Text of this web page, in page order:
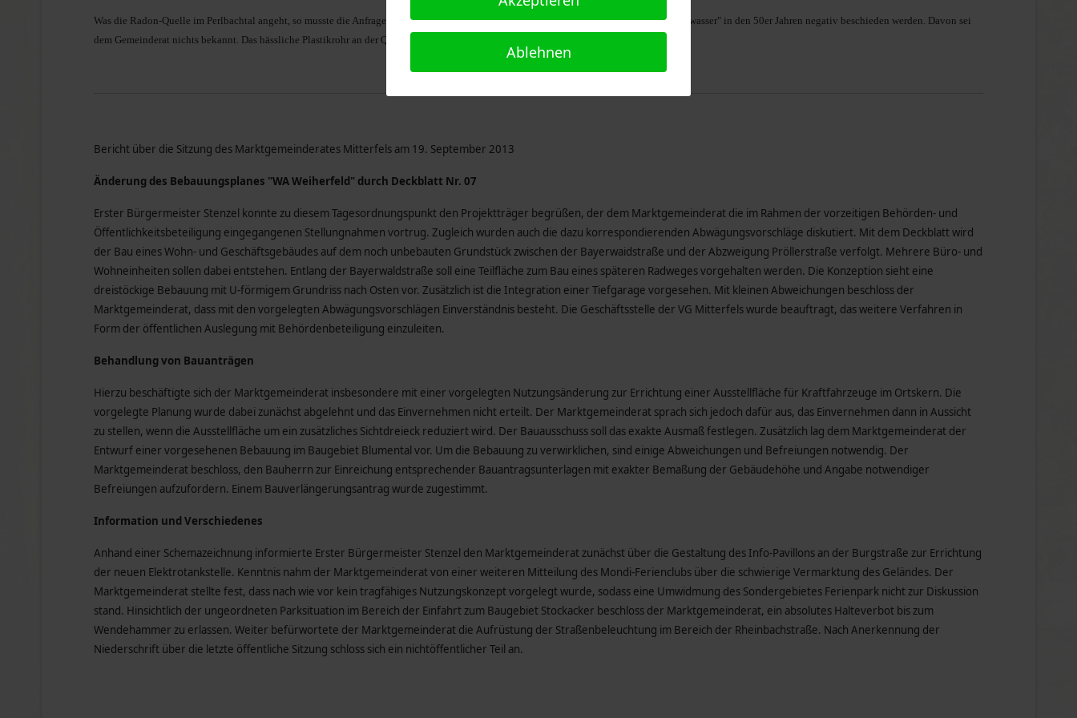
Was die Radon-Quelle im Perlbachtal angeht, so musste die Anfrage von Dr. Günter Spießl nach einer Tiefenbohrung für "Mitterfelser Heilwasser" in den 50er Jahren negativ beschieden werden. Davon sei
dem Gemeinderat nichts bekannt. Das hässliche Plastikrohr an der Quelle soll gegen ein ansehnlicheres ausgetauscht werden.
Bericht über die Sitzung des Marktgemeinderates Mitterfels am 19. September 2013
Änderung des Bebauungsplanes "WA Weiherfeld" durch Deckblatt Nr. 07
Erster Bürgermeister Stenzel konnte zu diesem Tagesordnungspunkt den Projektträger begrüßen, der dem Marktgemeinderat die im Rahmen der vorzeitigen Behörden- und
Öffentlichkeitsbeteiligung eingegangenen Stellungnahmen vortrug. Zugleich wurden auch die dazu korrespondierenden Abwägungsvorschläge diskutiert. Mit dem Deckblatt wird
der Bau eines Wohn- und Geschäftsgebäudes auf dem noch unbebauten Grundstück zwischen der Bayerwaidstraße und der Abzweigung Pröllerstraße verfolgt. Mehrere Büro- und
Wohneinheiten sollen dabei entstehen. Entlang der Bayerwaldstraße soll eine Teilfläche zum Bau eines späteren Radweges vorgehalten werden. Die Konzeption sieht eine
dreistöckige Bebauung mit U-förmigem Grundriss nach Osten vor. Zusätzlich ist die Integration einer Tiefgarage vorgesehen. Mit kleinen Abweichungen beschloss der
Marktgemeinderat, dass mit den vorgelegten Abwägungsvorschlägen Einverständnis besteht. Die Geschäftsstelle der VG Mitterfels wurde beauftragt, das weitere Verfahren in
Form der öffentlichen Auslegung mit Behördenbeteiligung einzuleiten.
Behandlung von Bauanträgen
Hierzu beschäftigte sich der Marktgemeinderat insbesondere mit einer vorgelegten Nutzungsänderung zur Errichtung einer Ausstellfläche für Kraftfahrzeuge im Ortskern. Die
vorgelegte Planung wurde dabei zunächst abgelehnt und das Einvernehmen nicht erteilt. Der Marktgemeinderat sprach sich jedoch dafür aus, das Einvernehmen dann in Aussicht
zu stellen, wenn die Ausstellfläche um ein zusätzliches Sichtdreieck reduziert wird. Der Bauausschuss soll das exakte Ausmaß festlegen. Zusätzlich lag dem Marktgemeinderat der
Entwurf einer vorgesehenen Bebauung im Baugebiet Blumental vor. Um die Bebauung zu verwirklichen, sind einige Abweichungen und Befreiungen notwendig. Der
Marktgemeinderat beschloss, den Bauherrn zur Einreichung entsprechender Bauantragsunterlagen mit exakter Bemaßung der Gebäudehöhe und Angabe notwendiger
Befreiungen aufzufordern. Einem Bauverlängerungsantrag wurde zugestimmt.
Information und Verschiedenes
Anhand einer Schemazeichnung informierte Erster Bürgermeister Stenzel den Marktgemeinderat zunächst über die Gestaltung des Info-Pavillons an der Burgstraße zur Errichtung
der neuen Elektrotankstelle. Kenntnis nahm der Marktgemeinderat von einer weiteren Mitteilung des Mondi-Ferienclubs über die schwierige Vermarktung des Geländes. Der
Marktgemeinderat stellte fest, dass nach wie vor kein tragfähiges Nutzungskonzept vorgelegt wurde, sodass eine Umwidmung des Sondergebietes Ferienpark nicht zur Diskussion
stand. Hinsichtlich der ungeordneten Parksituation im Bereich der Einfahrt zum Baugebiet Stockacker beschloss der Marktgemeinderat, ein absolutes Halteverbot bis zum
Wendehammer zu erlassen. Weiter befürwortete der Marktgemeinderat die Aufrüstung der Straßenbeleuchtung im Bereich der Rheinbachstraße. Nach Anerkennung der
Niederschrift über die letzte öffentliche Sitzung schloss sich ein nichtöffentlicher Teil an.
Ablehnen